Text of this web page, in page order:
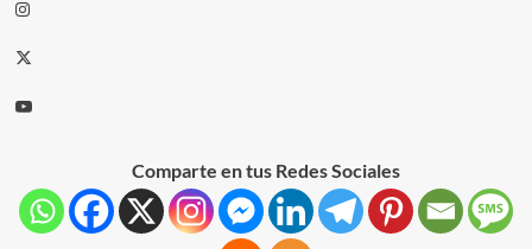
Comparte en tus Redes Sociales